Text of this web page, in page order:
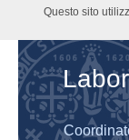
Questo sito